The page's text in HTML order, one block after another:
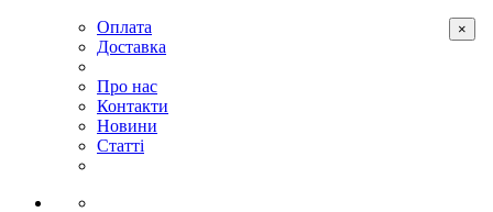
Оплата
Доставка
Про нас
Контакти
Новини
Статті
×